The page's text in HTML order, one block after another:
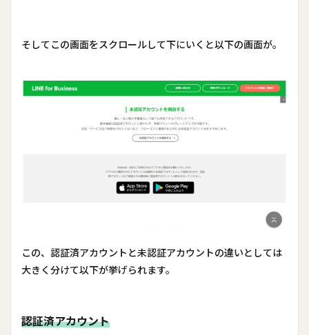
そしてこの画面をスクロールして下にいくと以下の画面が。
この、認証済アカウントと未認証アカウントの違いとしては
大きく分けて以下が挙げられます。
認証済アカウント